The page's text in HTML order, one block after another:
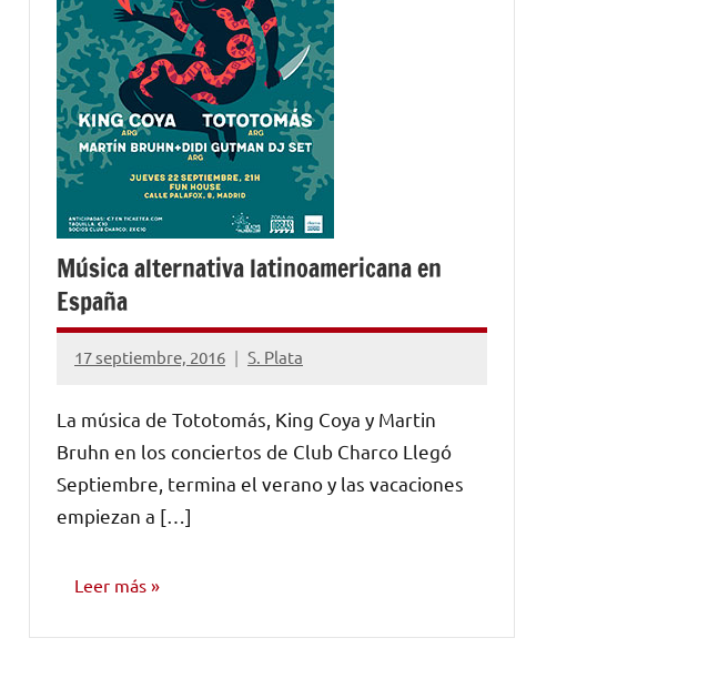
Música alternativa latinoamericana en
España
17 septiembre, 2016 S. Plata
No
comentarios
La música de Tototomás, King Coya y Martin
Bruhn en los conciertos de Club Charco Llegó
Septiembre, termina el verano y las vacaciones
empiezan a […]
Leer más